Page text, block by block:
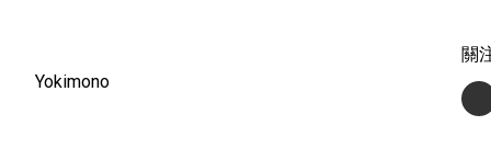
Yokimono
關